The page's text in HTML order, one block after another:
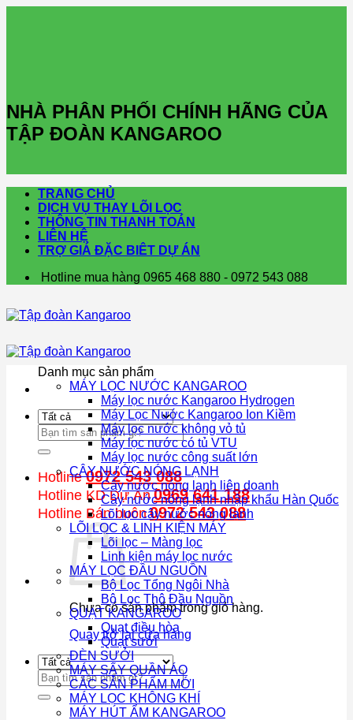
NHÀ PHÂN PHỐI CHÍNH HÃNG CỦA
TẬP ĐOÀN KANGAROO
TRANG CHỦ
DỊCH VỤ THAY LÕI LỌC
THÔNG TIN THANH TOÁN
LIÊN HỆ
TRỢ GIÁ ĐẶC BIÊT DỰ ÁN
Hotline mua hàng 0965 468 880 - 0972 543 088
Tìm
kiếm:
Hotline0972 543 088
Hotline KD Dự Án 0969 641 188
Hotline Bán buôn 0972 543 088
Chưa có sản phẩm trong giỏ hàng.
Quay trở lại cửa hàng
Tìm
kiếm:
Danh mục sản phẩm
MÁY LỌC NƯỚC KANGAROO
Máy lọc nước Kangaroo Hydrogen
Máy Lọc Nước Kangaroo Ion Kiềm
Máy lọc nước không vỏ tủ
Máy lọc nước có tủ VTU
Máy lọc nước công suất lớn
CÂY NƯỚC NÓNG LẠNH
Cây nước nóng lạnh liên doanh
Cây nước nóng lạnh nhập khẩu Hàn Quốc
Lõi lọc cây nước nóng lạnh
LÕI LỌC & LINH KIỆN MÁY
Lõi lọc – Màng lọc
Linh kiện máy lọc nước
MÁY LỌC ĐẦU NGUỒN
Bộ Lọc Tổng Ngôi Nhà
Bộ Lọc Thô Đầu Nguồn
QUẠT KANGAROO
Quạt điều hòa
Quạt sưởi
ĐÈN SƯỞI
MÁY SẤY QUẦN ÁO
CÁC SẢN PHẨM MỚI
MÁY LỌC KHÔNG KHÍ
MÁY HÚT ẨM KANGAROO